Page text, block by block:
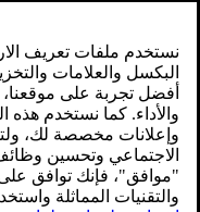
محدّث ١٩‏/٠٣‏/٢٠٢٠
على الجوانب